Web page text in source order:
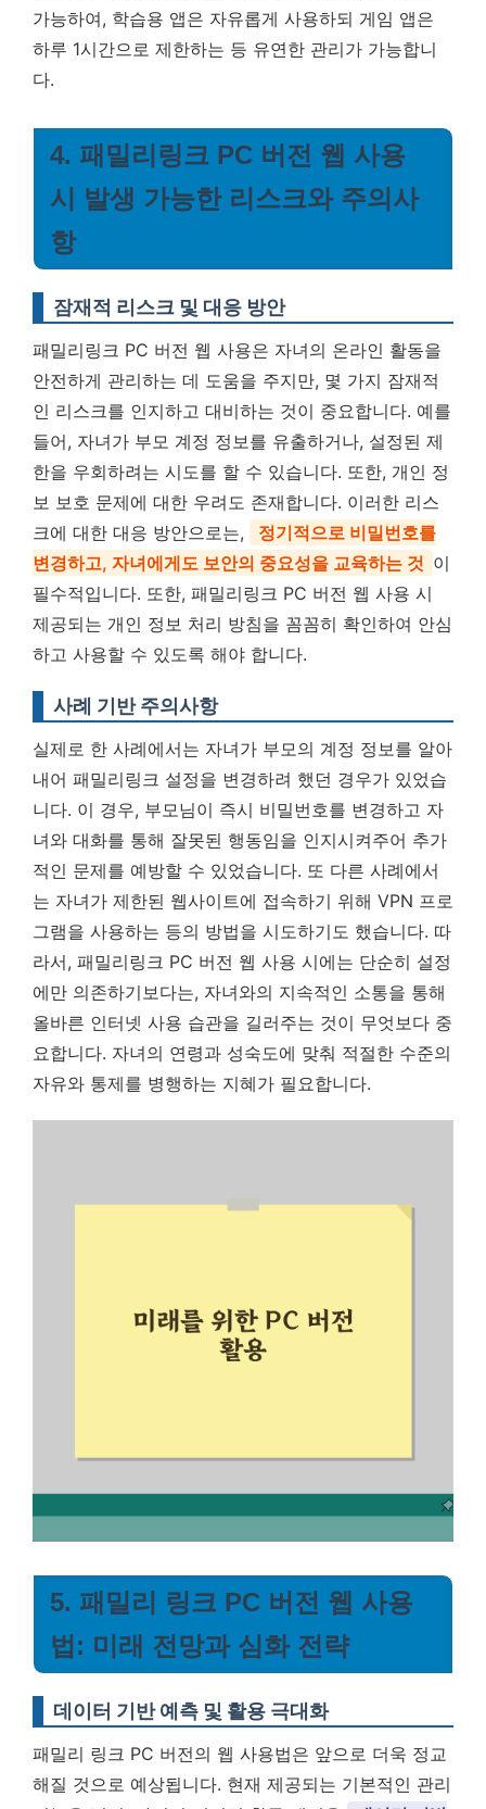
가능하여, 학습용 앱은 자유롭게 사용하되 게임 앱은
하루 1시간으로 제한하는 등 유연한 관리가 가능합니
다.
4. 패밀리링크 PC 버전 웹 사용
시 발생 가능한 리스크와 주의사
항
잠재적 리스크 및 대응 방안
패밀리링크 PC 버전 웹 사용은 자녀의 온라인 활동을
안전하게 관리하는 데 도움을 주지만, 몇 가지 잠재적
인 리스크를 인지하고 대비하는 것이 중요합니다. 예를
들어, 자녀가 부모 계정 정보를 유출하거나, 설정된 제
한을 우회하려는 시도를 할 수 있습니다. 또한, 개인 정
보 보호 문제에 대한 우려도 존재합니다. 이러한 리스
크에 대한 대응 방안으로는,
정기적으로 비밀번호를
변경하고, 자녀에게도 보안의 중요성을 교육하는 것 이
필수적입니다. 또한, 패밀리링크 PC 버전 웹 사용 시
제공되는 개인 정보 처리 방침을 꼼꼼히 확인하여 안심
하고 사용할 수 있도록 해야 합니다.
사례 기반 주의사항
실제로 한 사례에서는 자녀가 부모의 계정 정보를 알아
내어 패밀리링크 설정을 변경하려 했던 경우가 있었습
니다. 이 경우, 부모님이 즉시 비밀번호를 변경하고 자
녀와 대화를 통해 잘못된 행동임을 인지시켜주어 추가
적인 문제를 예방할 수 있었습니다. 또 다른 사례에서
는 자녀가 제한된 웹사이트에 접속하기 위해 VPN 프로
그램을 사용하는 등의 방법을 시도하기도 했습니다. 따
라서, 패밀리링크 PC 버전 웹 사용 시에는 단순히 설정
에만 의존하기보다는, 자녀와의 지속적인 소통을 통해
올바른 인터넷 사용 습관을 길러주는 것이 무엇보다 중
요합니다. 자녀의 연령과 성숙도에 맞춰 적절한 수준의
자유와 통제를 병행하는 지혜가 필요합니다.
5. 패밀리 링크 PC 버전 웹 사용
법: 미래 전망과 심화 전략
데이터 기반 예측 및 활용 극대화
패밀리 링크 PC 버전의 웹 사용법은 앞으로 더욱 정교
해질 것으로 예상됩니다. 현재 제공되는 기본적인 관리